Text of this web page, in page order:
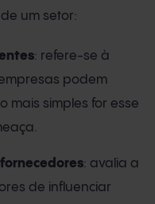
um setor:
: refere-se à
podem
mais simples for esse
: avalia a
de influenciar